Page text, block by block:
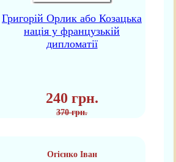
Григорій Орлик або Козацька
нація у французькій
дипломатії
240 грн.
370 грн.
Огієнко Іван